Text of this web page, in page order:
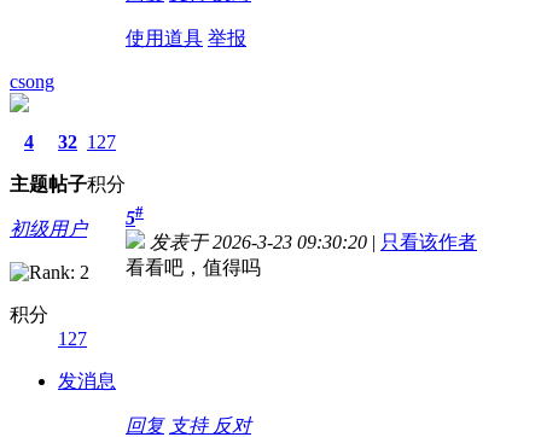
使用道具 举报
csong
4
主题
32
帖子
127
积分
初级用户
积分
127
发消息
5#
发表于 2026-3-23 09:30:20 | 只看该作者
看看吧，值得吗
回复 支持 反对